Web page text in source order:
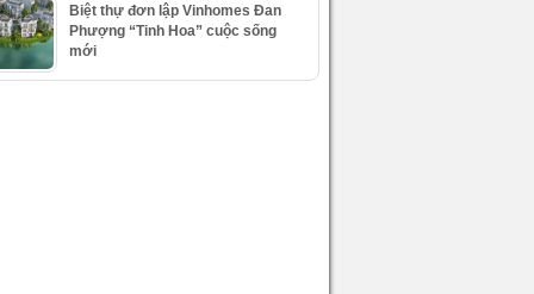
Biệt thự đơn lập Vinhomes Đan
Phượng “Tinh Hoa” cuộc sống
mới